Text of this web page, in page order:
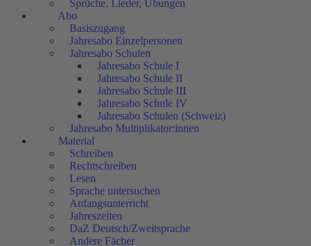
Sprüche, Lieder, Übungen
Abo
Basiszugang
Jahresabo Einzelpersonen
Jahresabo Schulen
Jahresabo Schule I
Jahresabo Schule II
Jahresabo Schule III
Jahresabo Schule IV
Jahresabo Schulen (Schweiz)
Jahresabo Multiplikator:innen
Material
Schreiben
Rechtschreiben
Lesen
Sprache untersuchen
Anfangsunterricht
Jahreszeiten
DaZ Deutsch/Zweitsprache
Andere Fächer